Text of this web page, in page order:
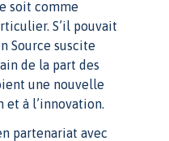
soit comme
S’il pouvait
Source suscite
de la part des
une nouvelle
et à l’innovation.
partenariat avec